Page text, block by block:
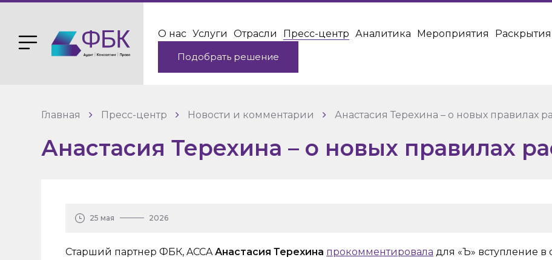
О нас Услуги Отрасли Пресс-центр Аналитика Мероприятия
Раскрытия
Подобрать решение
Главная Пресс-центр Новости и комментарии Анастасия Терехина – о новых правилах
Анастасия Терехина – о новых правилах
25 мая 2026
Старший партнер ФБК, ACCAАнастасия Терехина прокомментировала для «Ъ» вступление в